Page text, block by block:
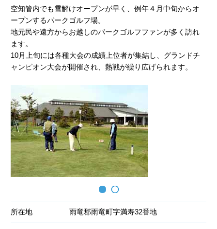
空知管内でも雪解けオープンが早く、例年４月中旬からオ
ープンするパークゴルフ場。
地元民や遠方からお越しのパークゴルフファンが多く訪れ
ます。
10月上旬には各種大会の成績上位者が集結し、グランドチ
ャンピオン大会が開催され、熱戦が繰り広げられます。
所在地 雨竜郡雨竜町字満寿32番地